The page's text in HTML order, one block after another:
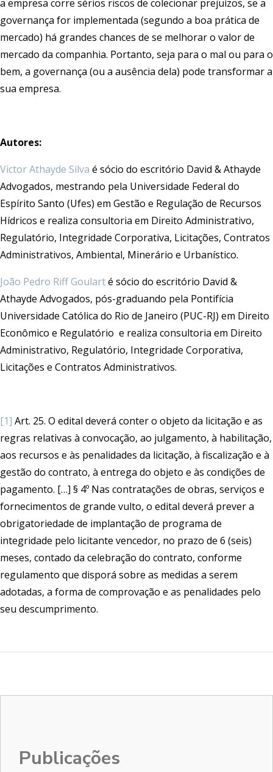
a empresa corre sérios riscos de colecionar prejuízos, se a
governança for implementada (segundo a boa prática de
mercado) há grandes chances de se melhorar o valor de
mercado da companhia. Portanto, seja para o mal ou para o
bem, a governança (ou a ausência dela) pode transformar a
sua empresa.
Autores:
Victor Athayde Silva é sócio do escritório David & Athayde
Advogados, mestrando pela Universidade Federal do
Espírito Santo (Ufes) em Gestão e Regulação de Recursos
Hídricos e realiza consultoria em Direito Administrativo,
Regulatório, Integridade Corporativa, Licitações, Contratos
Administrativos, Ambiental, Minerário e Urbanístico.
João Pedro Riff Goularté sócio do escritório David &
Athayde Advogados, pós-graduando pela Pontifícia
Universidade Católica do Rio de Janeiro (PUC-RJ) em Direito
Econômico e Regulatório e realiza consultoria em Direito
Administrativo, Regulatório, Integridade Corporativa,
Licitações e Contratos Administrativos.
[1] Art. 25. O edital deverá conter o objeto da licitação e as
regras relativas à convocação, ao julgamento, à habilitação,
aos recursos e às penalidades da licitação, à fiscalização e à
gestão do contrato, à entrega do objeto e às condições de
pagamento. […] § 4º Nas contratações de obras, serviços e
fornecimentos de grande vulto, o edital deverá prever a
obrigatoriedade de implantação de programa de
integridade pelo licitante vencedor, no prazo de 6 (seis)
meses, contado da celebração do contrato, conforme
regulamento que disporá sobre as medidas a serem
adotadas, a forma de comprovação e as penalidades pelo
seu descumprimento.
Publicações